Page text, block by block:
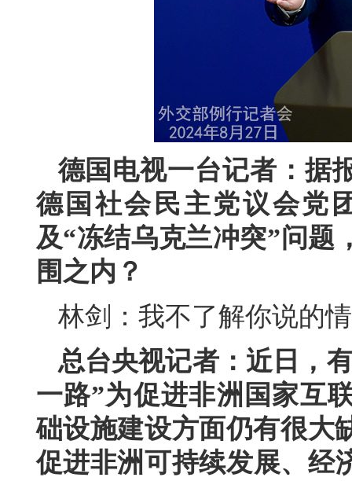
德国电视一台记者：据
德国社会民主党议会党
及“冻结乌克兰冲突”问题
围之内？
林剑：我不了解你说的
总台央视记者：近日，
一路”为促进非洲国家互
础设施建设方面仍有很大
促进非洲可持续发展、经